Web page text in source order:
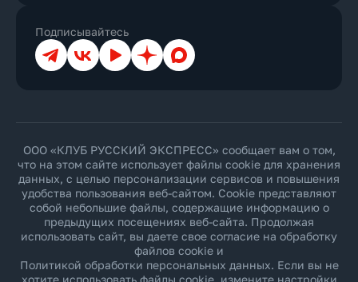
Подписывайтесь
ТелеграмВКонтакте
YouTubeДзен Max
ООО «КЛУБ РУССКИЙ ЭКСПРЕСС» сообщает вам о том,
что на этом сайте использует файлы cookie для хранения
данных, с целью персонализации сервисов и повышения
удобства пользования веб-сайтом. Cookie представляют
собой небольшие файлы, содержащие информацию о
предыдущих посещениях веб-сайта. Продолжая
использовать сайт, вы даете свое согласие на обработку
файлов cookie и
Политикой обработки персональных данных. Если вы не
хотите использовать файлы cookie, измените настройки